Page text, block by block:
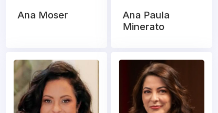
Ana Moser
Ana Paula
Minerato